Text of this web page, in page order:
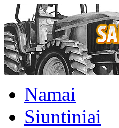
Namai
Siuntiniai